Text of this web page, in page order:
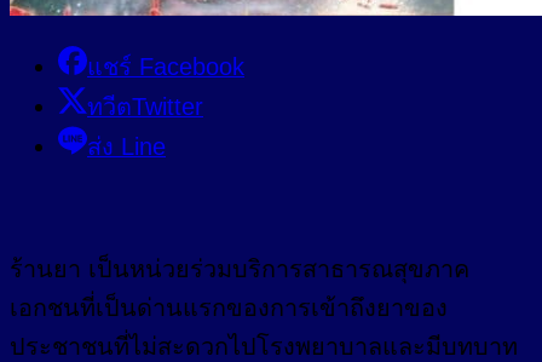
แชร์ Facebook
ทวีตTwitter
ส่ง Line
ร้านยา เป็นหน่วยร่วมบริการสาธารณสุขภาค
เอกชนที่เป็นด่านแรกของการเข้าถึงยาของ
ประชาชนที่ไม่สะดวกไปโรงพยาบาลและมีบทบาท